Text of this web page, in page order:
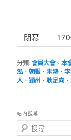
閉幕
分類:會員大會、本
泓、朝服、朱鴻、
人、穎州 、耿定向 、
站內搜尋
搜
尋